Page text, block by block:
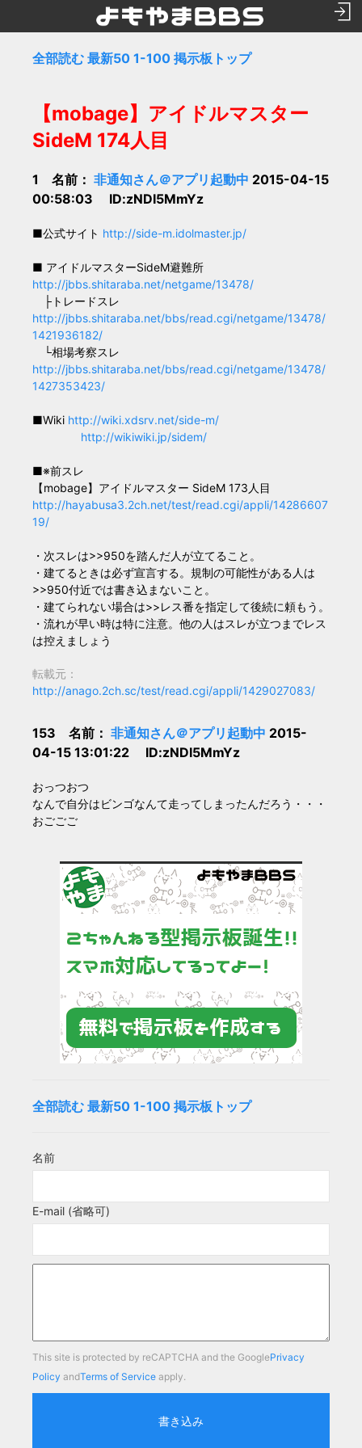
全部読む 最新50 1-100 掲示板トップ
【mobage】アイドルマスター
SideM 174人目
1 名前： 非通知さん＠アプリ起動中 2015-04-15
00:58:03 ID:zNDI5MmYz
■公式サイト http://side-m.idolmaster.jp/
■ アイドルマスターSideM避難所
http://jbbs.shitaraba.net/netgame/13478/
├トレードスレ
http://jbbs.shitaraba.net/bbs/read.cgi/netgame/13478/
1421936182/
└相場考察スレ
http://jbbs.shitaraba.net/bbs/read.cgi/netgame/13478/
1427353423/
■Wiki http://wiki.xdsrv.net/side-m/
http://wikiwiki.jp/sidem/
■※前スレ
【mobage】アイドルマスター SideM 173人目
http://hayabusa3.2ch.net/test/read.cgi/appli/14286607
19/
・次スレは>>950を踏んだ人が立てること。
・建てるときは必ず宣言する。規制の可能性がある人は
>>950付近では書き込まないこと。
・建てられない場合は>>レス番を指定して後続に頼もう。
・流れが早い時は特に注意。他の人はスレが立つまでレス
は控えましょう
転載元：
http://anago.2ch.sc/test/read.cgi/appli/1429027083/
153 名前： 非通知さん＠アプリ起動中 2015-
04-15 13:01:22 ID:zNDI5MmYz
おっつおつ
なんで自分はビンゴなんて走ってしまったんだろう・・・
おごごご
全部読む 最新50 1-100 掲示板トップ
名前
E-mail (省略可)
This site is protected by reCAPTCHA and the GooglePrivacy
Policy andTerms of Service apply.
書き込み